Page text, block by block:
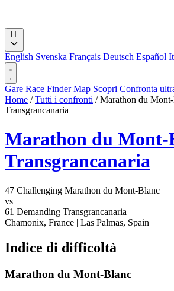
English Svenska Français Deutsch Español
Gare Race FinderMap Scopri Confronta
Home / Tutti i confronti / Marathon du
Transgrancanaria
Marathon du Mont-
Transgrancanaria
47 Challenging Marathon du Mont-Blanc
vs
61 Demanding Transgrancanaria
Chamonix, France | Las Palmas, Spain
Indice di difficoltà
Marathon du Mont-Blanc